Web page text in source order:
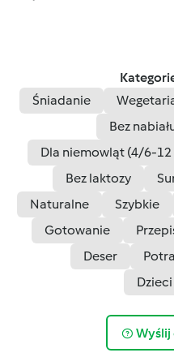
Śniadanie
Bez
Dla niemowląt (4/6-12
Bez laktozy
Naturalne
Szybkie
Gotowanie
Deser
Wyślij